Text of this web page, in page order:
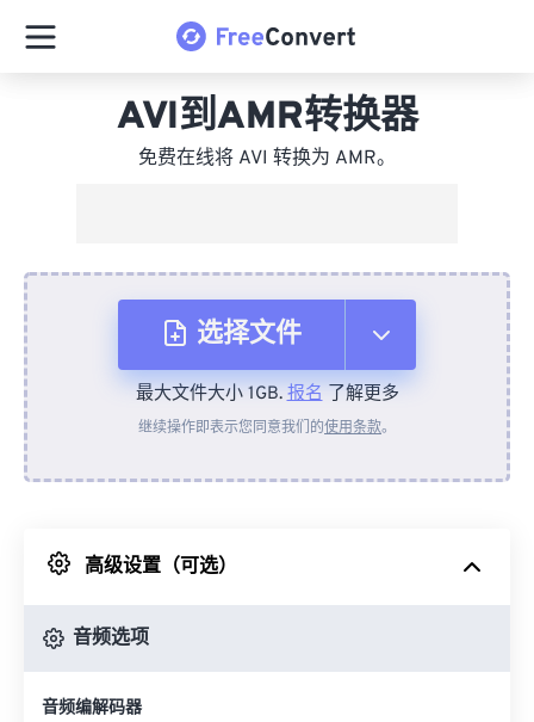
AVI到AMR转换器
免费在线将 AVI 转换为 AMR。
选择文件
从设备
来自 Google Drive
最大文件大小 1GB.报名了解更多
继续操作即表示您同意我们的使用条款。
高级设置（可选）
音频选项
音频编解码器